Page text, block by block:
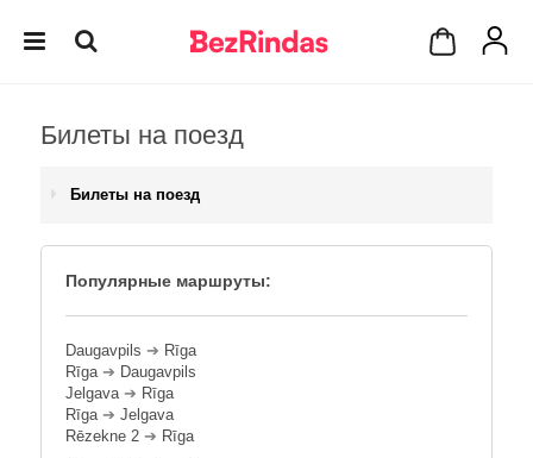
Билеты на поезд
Билеты на поезд
Популярные маршруты:
Daugavpils ➔ Rīga
Rīga➔ Daugavpils
Jelgava➔ Rīga
Rīga➔ Jelgava
Rēzekne 2 ➔ Rīga